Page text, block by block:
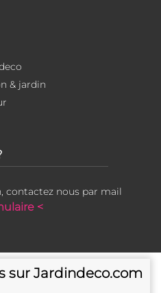
& jardin
contactez nous par mail
<
sur Jardindeco.com